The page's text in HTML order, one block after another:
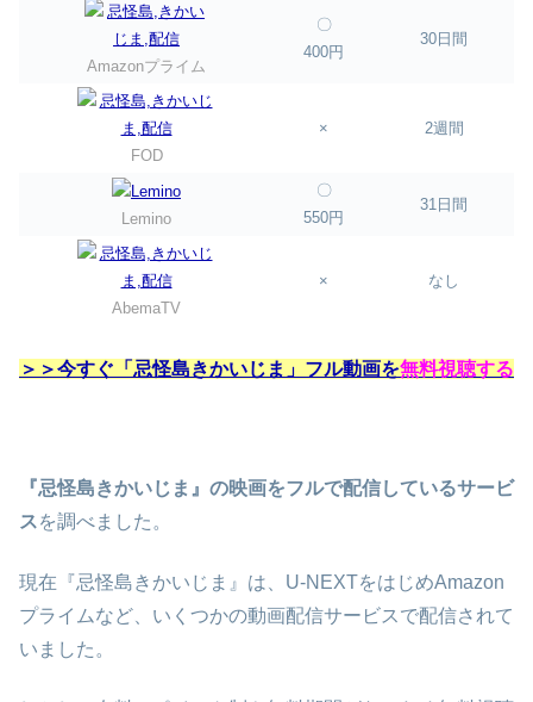
Amazonプライム
〇
400円
30日間
FOD
× 2週間
Lemino
〇
550円
31日間
AbemaTV
× なし
＞＞今すぐ「忌怪島きかいじま」フル動画を無料視聴する
『忌怪島きかいじま』の映画をフルで配信しているサービ
スを調べました。
現在『忌怪島きかいじま』は、U-NEXTをはじめAmazon
プライムなど、いくつかの動画配信サービスで配信されて
いました。